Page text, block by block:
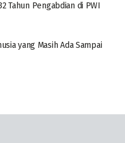
Tahun Pengabdian di PWI
yang Masih Ada Sampai